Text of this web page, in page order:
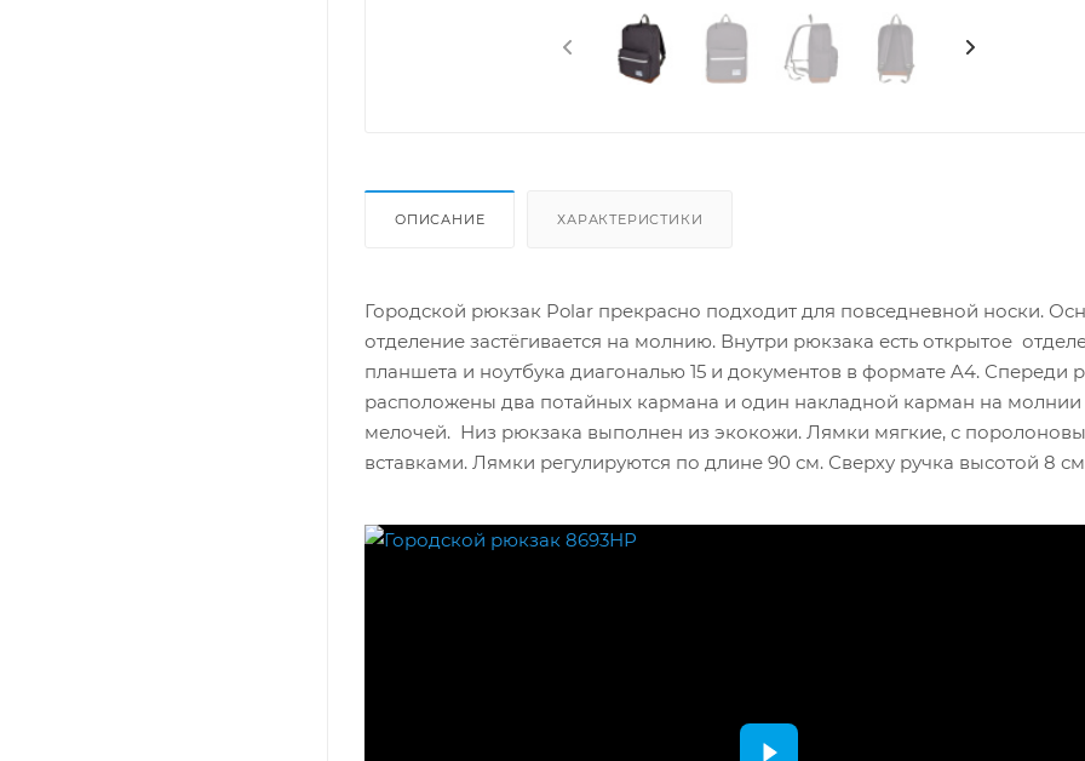
ОПИСАНИЕ ХАРАКТЕРИСТИКИ
Городской рюкзак Polar прекрасно подходит для повседневной носки.
отделение застёгивается на молнию. Внутри рюкзака есть открытое
планшета и ноутбука диагональю 15 и документов в формате A4. Спереди
расположены два потайных кармана и один накладной карман на молнии
мелочей. Низ рюкзака выполнен из экокожи. Лямки мягкие, с
вставками. Лямки регулируются по длине 90 см. Сверху ручка высотой 8